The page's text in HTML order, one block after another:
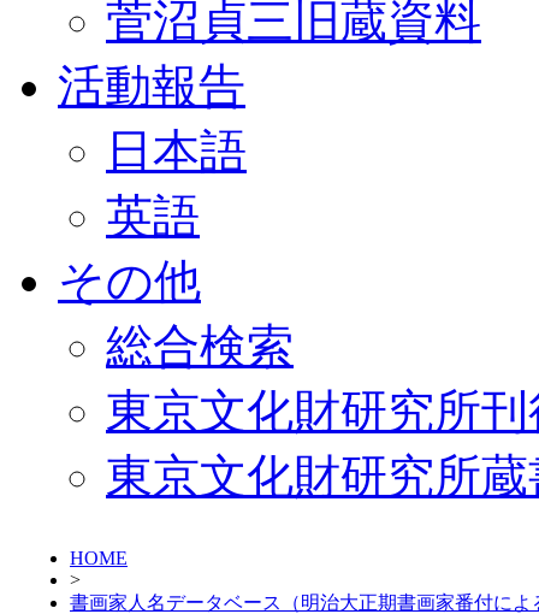
菅沼貞三旧蔵資料
活動報告
日本語
英語
その他
総合検索
東京文化財研究所
東京文化財研究所
HOME
>
書画家人名データベース（明治大正期書画家番付によ